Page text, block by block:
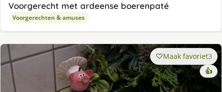
Voorgerecht met ardeense boerenpaté
Voorgerechten & amuses
Maak favoriet3
👍